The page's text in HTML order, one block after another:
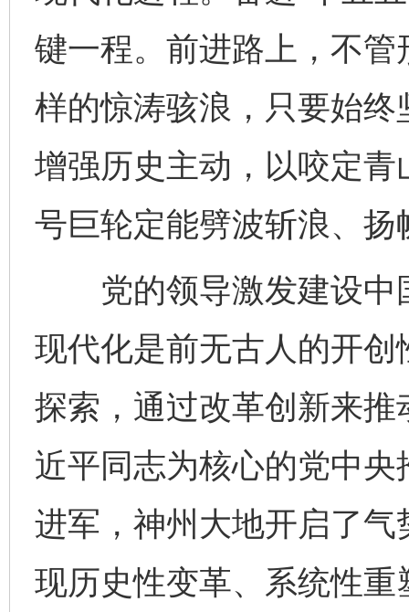
键一程。前进路上，不
样的惊涛骇浪，只要始
增强历史主动，以咬定
号巨轮定能劈波斩浪、扬
党的领导激发建设中
现代化是前无古人的开
探索，通过改革创新来
近平同志为核心的党中
进军，神州大地开启了
现历史性变革、系统性